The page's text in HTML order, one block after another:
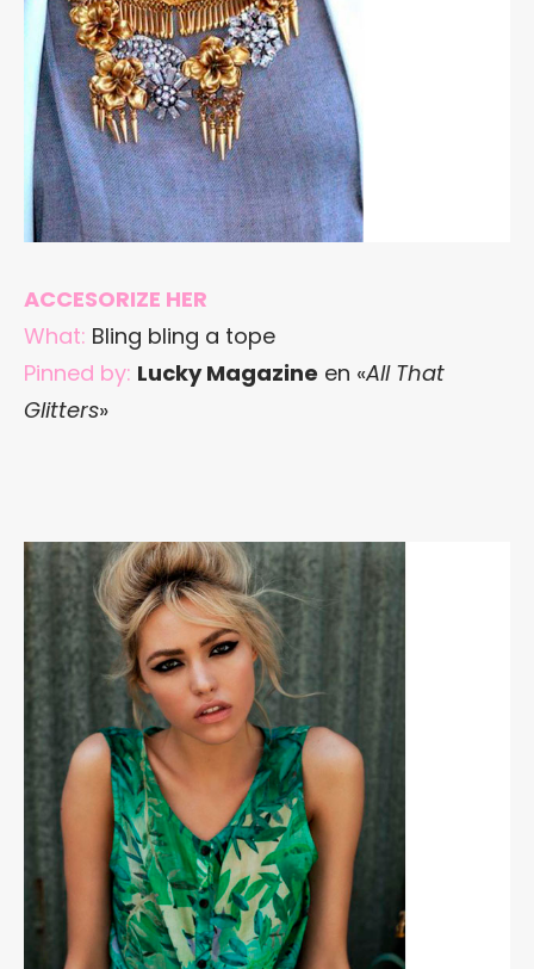
ACCESORIZE HER
What: Bling bling a tope
Pinned by: Lucky Magazine en «All That
Glitters»